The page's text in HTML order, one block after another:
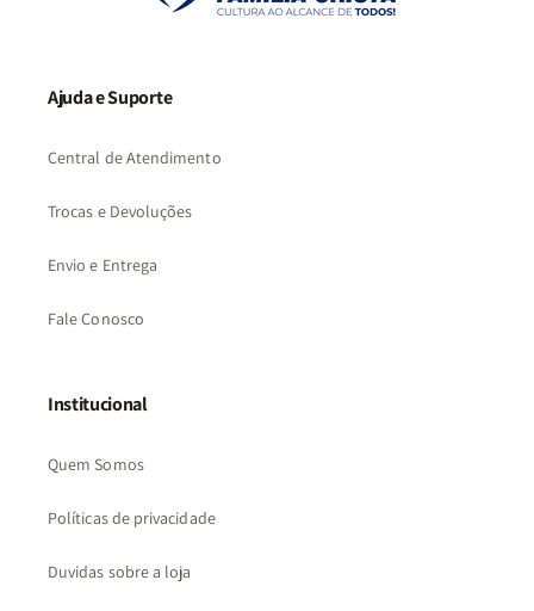
Ajuda e Suporte
Central de Atendimento
Trocas e Devoluções
Envio e Entrega
Fale Conosco
Institucional
Quem Somos
Políticas de privacidade
Duvidas sobre a loja